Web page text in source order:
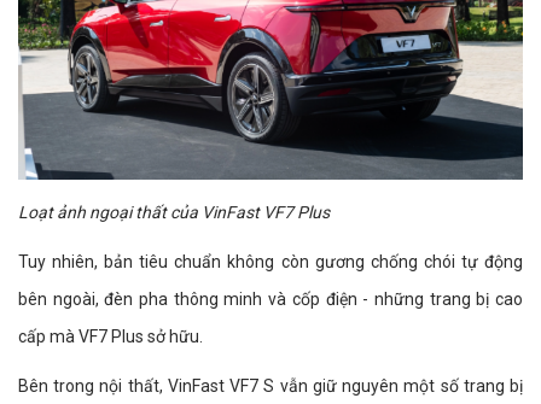
Loạt ảnh ngoại thất của VinFast VF7 Plus
Tuy nhiên, bản tiêu chuẩn không còn gương chống chói tự động
bên ngoài, đèn pha thông minh và cốp điện - những trang bị cao
cấp mà VF7 Plus sở hữu.
Bên trong nội thất, VinFast VF7 S vẫn giữ nguyên một số trang bị